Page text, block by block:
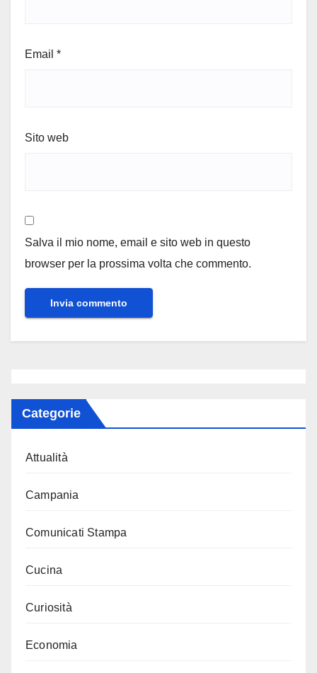
Email *
Sito web
Salva il mio nome, email e sito web in questo
browser per la prossima volta che commento.
Categorie
Attualità
Campania
Comunicati Stampa
Cucina
Curiosità
Economia